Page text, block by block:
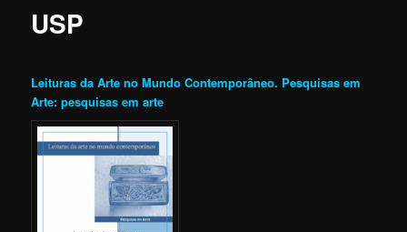
USP
Leituras da Arte no Mundo Contemporâneo. Pesquisas em
Arte: pesquisas em arte